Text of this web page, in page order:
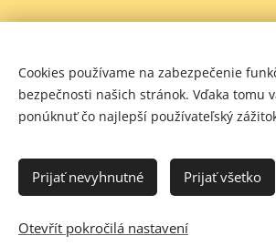
Cookies používame na zabezpečenie
bezpečnosti našich stránok. Vďaka tomu
ponúknuť čo najlepší používateľský
Prijať nevyhnutné Prijať všetko
Otevřít pokročilá nastavení